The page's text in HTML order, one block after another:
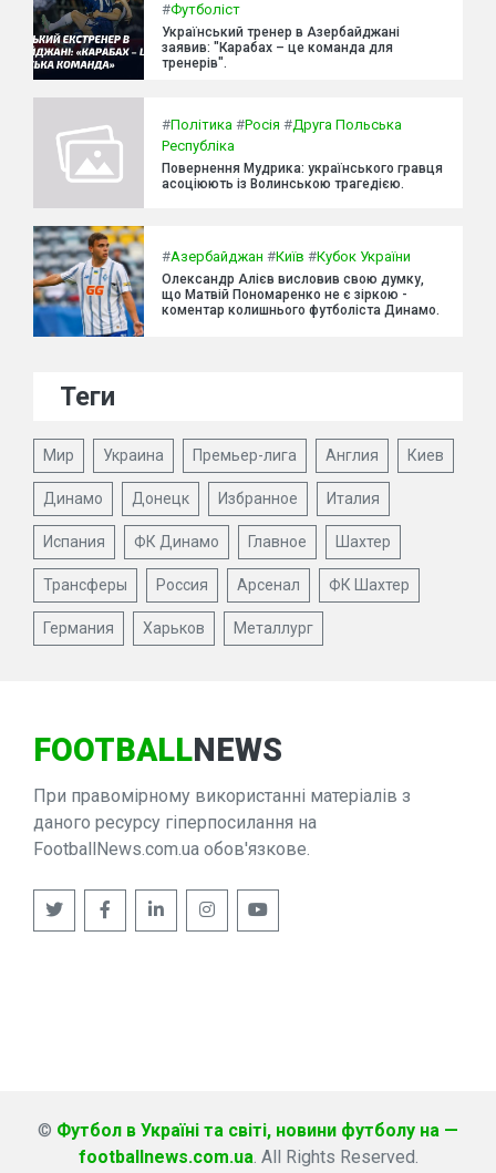
#Футболіст
Український тренер в Азербайджані
заявив: "Карабах – це команда для
тренерів".
#Політика #Росія #Друга Польська
Республіка
Повернення Мудрика: українського гравця
асоціюють із Волинською трагедією.
#Азербайджан #Київ #Кубок України
Олександр Алієв висловив свою думку,
що Матвій Пономаренко не є зіркою -
коментар колишнього футболіста Динамо.
Теги
Мир Украина Премьер-лига Англия Киев
Динамо Донецк Избранное Италия
Испания ФК Динамо Главное Шахтер
Трансферы Россия Арсенал ФК Шахтер
Германия Харьков Металлург
FOOTBALLNEWS
При правомірному використанні матеріалів з
даного ресурсу гіперпосилання на
FootballNews.com.ua обов'язкове.
© Футбол в Україні та світі, новини футболу на —
footballnews.com.ua. All Rights Reserved.